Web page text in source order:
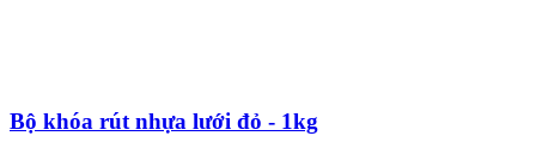
Bộ khóa rút nhựa lưới đỏ - 1kg